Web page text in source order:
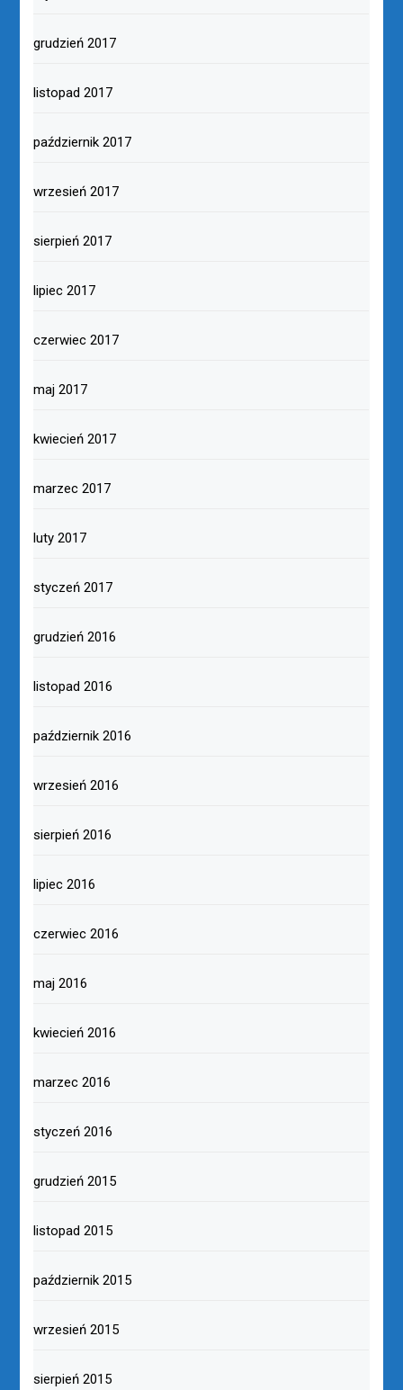
grudzień 2017
listopad 2017
październik 2017
wrzesień 2017
sierpień 2017
lipiec 2017
czerwiec 2017
maj 2017
kwiecień 2017
marzec 2017
luty 2017
styczeń 2017
grudzień 2016
listopad 2016
październik 2016
wrzesień 2016
sierpień 2016
lipiec 2016
czerwiec 2016
maj 2016
kwiecień 2016
marzec 2016
styczeń 2016
grudzień 2015
listopad 2015
październik 2015
wrzesień 2015
sierpień 2015